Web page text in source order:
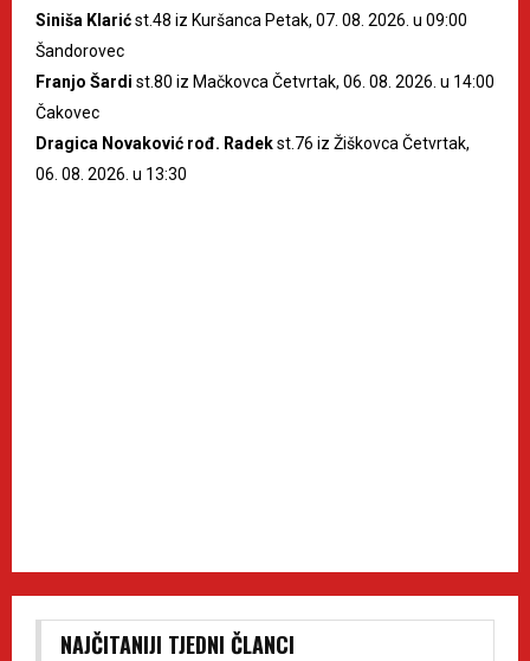
Siniša Klarićst.48 iz Kuršanca Petak, 07. 08. 2026. u 09:00
Šandorovec
Franjo Šardi st.80 iz Mačkovca Četvrtak, 06. 08. 2026. u 14:00
Čakovec
Dragica Novaković rođ. Radekst.76 iz Žiškovca Četvrtak,
06. 08. 2026. u 13:30
NAJČITANIJI TJEDNI ČLANCI